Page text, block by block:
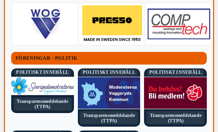
FÖRENINGAR - POLITIK
POLITISKT INNEHÅLL
Transparensmeddelande
(TTPA)
POLITISKT INNEHÅLL
Transparensmeddelande
(TTPA)
POLITISKT INNEHÅLL
Transparensmeddelande
(TTPA)